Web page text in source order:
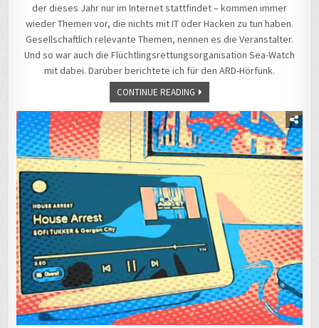
der dieses Jahr nur im Internet stattfindet – kommen immer
wieder Themen vor, die nichts mit IT oder Hacken zu tun haben.
Gesellschaftlich relevante Themen, nennen es die Veranstalter.
Und so war auch die Flüchtlingsrettungsorganisation Sea-Watch
mit dabei. Darüber berichtete ich für den ARD-Hörfunk.
CONTINUE READING